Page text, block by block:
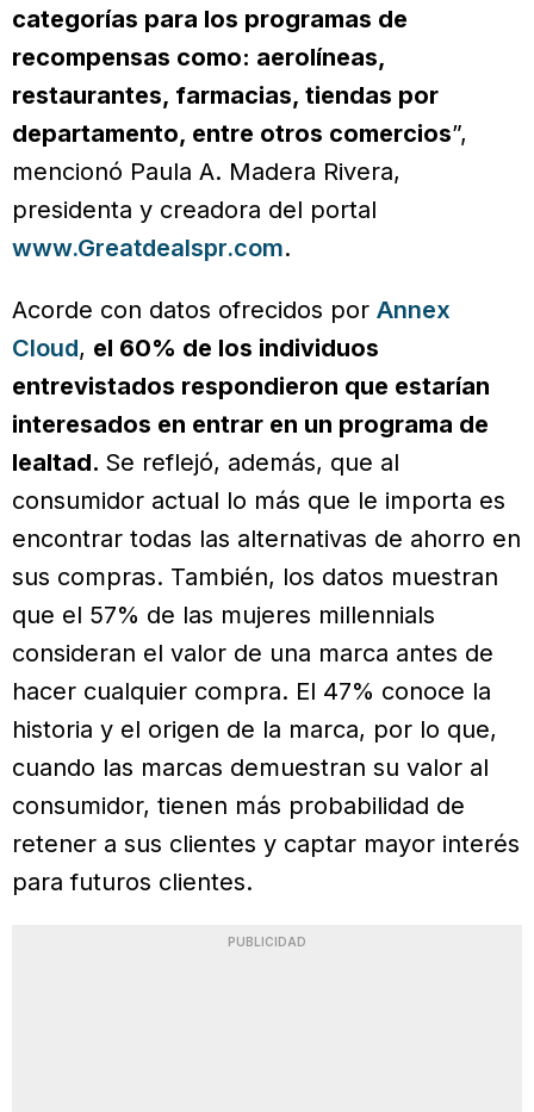
categorías para los programas de
recompensas como: aerolíneas,
restaurantes, farmacias, tiendas por
departamento, entre otros comercios”,
mencionó Paula A. Madera Rivera,
presidenta y creadora del portal
www.Greatdealspr.com.
Acorde con datos ofrecidos por Annex
Cloud, el 60% de los individuos
entrevistados respondieron que estarían
interesados en entrar en un programa de
lealtad. Se reflejó, además, que al
consumidor actual lo más que le importa es
encontrar todas las alternativas de ahorro en
sus compras. También, los datos muestran
que el 57% de las mujeres millennials
consideran el valor de una marca antes de
hacer cualquier compra. El 47% conoce la
historia y el origen de la marca, por lo que,
cuando las marcas demuestran su valor al
consumidor, tienen más probabilidad de
retener a sus clientes y captar mayor interés
para futuros clientes.
PUBLICIDAD